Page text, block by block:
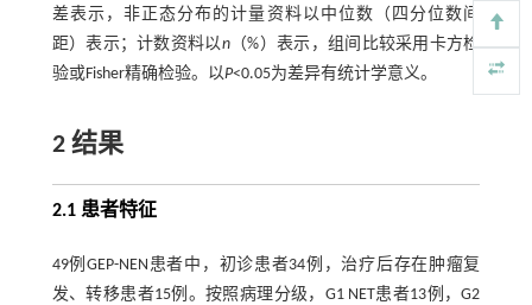
差表示，非正态分布的计量资料以中位数（四分位数间
距）表示；计数资料以n（%）表示，组间比较采用卡方检
验或Fisher精确检验。以P<0.05为差异有统计学意义。
2 结果
2.1 患者特征
49例GEP-NEN患者中，初诊患者34例，治疗后存在肿瘤复
发、转移患者15例。按照病理分级，G1 NET患者13例，G2